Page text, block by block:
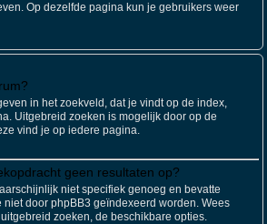
Op dezelfde pagina kun je gebruikers weer
in het zoekveld, dat je vindt op de index,
Uitgebreid zoeken is mogelijk door op de
vind je op iedere pagina.
geen resultaten op?
niet specifiek genoeg en bevatte
door phpBB3 geïndexeerd worden. Wees
zoeken, de beschikbare opties.